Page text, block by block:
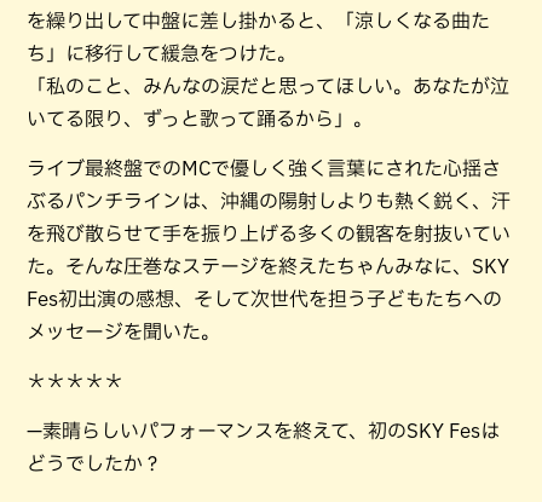
を繰り出して中盤に差し掛かると、「涼しくなる曲た
ち」に移行して緩急をつけた。
「私のこと、みんなの涙だと思ってほしい。あなたが泣
いてる限り、ずっと歌って踊るから」。
ライブ最終盤でのMCで優しく強く言葉にされた心揺さ
ぶるパンチラインは、沖縄の陽射しよりも熱く鋭く、汗
を飛び散らせて手を振り上げる多くの観客を射抜いてい
た。そんな圧巻なステージを終えたちゃんみなに、SKY
Fes初出演の感想、そして次世代を担う子どもたちへの
メッセージを聞いた。
＊＊＊＊＊
—素晴らしいパフォーマンスを終えて、初のSKY Fesは
どうでしたか？